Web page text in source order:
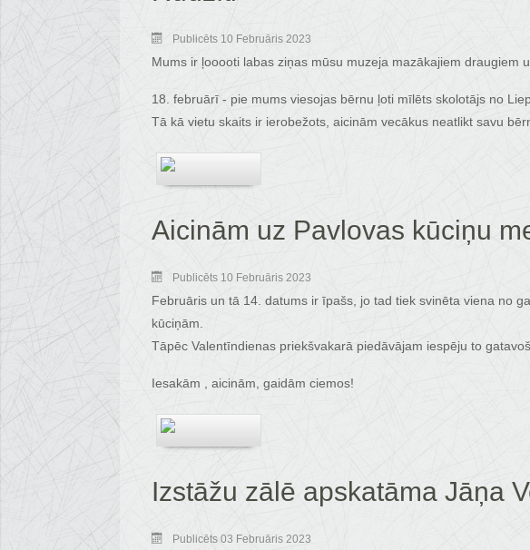
Publicēts 10 Februāris 2023
Mums ir ļooooti labas ziņas mūsu muzeja mazākajiem draugiem
18. februārī - pie mums viesojas bērnu ļoti mīlēts skolotājs no
Tā kā vietu skaits ir ierobežots, aicinām vecākus neatlikt savu
Aicinām uz Pavlovas kūciņu
Publicēts 10 Februāris 2023
Februāris un tā 14. datums ir īpašs, jo tad tiek svinēta viena no
kūciņām.
Tāpēc Valentīndienas priekšvakarā piedāvājam iespēju to
Iesakām , aicinām, gaidām ciemos!
Izstāžu zālē apskatāma Jāņa
Publicēts 03 Februāris 2023